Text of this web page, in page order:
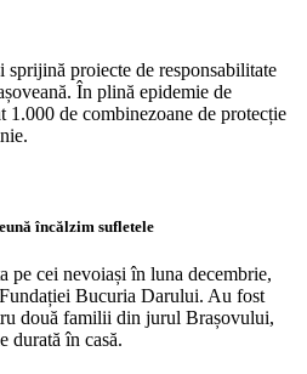
proiecte de responsabilitate
În plină epidemie de
de combinezoane de protecție
încălzim sufletele
pe cei nevoiași în luna decembrie,
Bucuria Darului. Au fost
două familii din jurul Brașovului,
durată în casă.